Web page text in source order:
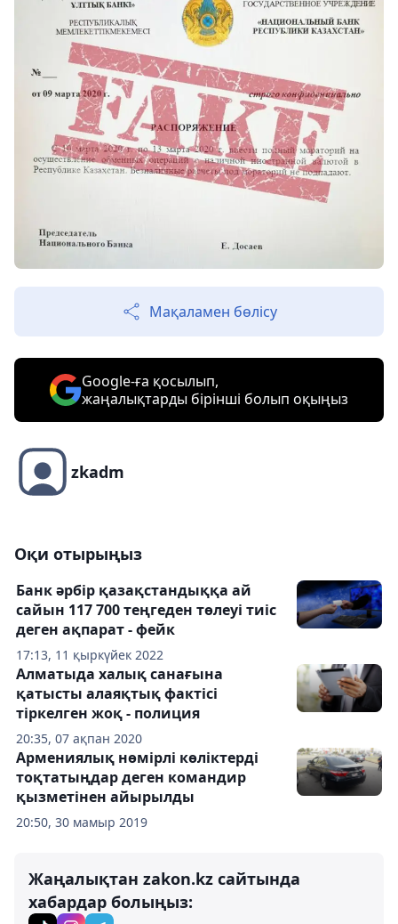
Мақаламен бөлісу
Google-ға қосылып,
жаңалықтарды бірінші болып оқыңыз
zkadm
Оқи отырыңыз
17:13, 11 қыркүйек 2022
Банк әрбір қазақстандыққа ай
сайын 117 700 теңгеден төлеуі тиіс
деген ақпарат - фейк
20:35, 07 ақпан 2020
Алматыда халық санағына
қатысты алаяқтық фактісі
тіркелген жоқ - полиция
20:50, 30 мамыр 2019
Армениялық нөмірлі көліктерді
тоқтатыңдар деген командир
қызметінен айырылды
Жаңалықтан zakon.kz сайтында
хабардар болыңыз: